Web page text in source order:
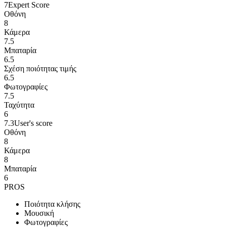
7Expert Score
Οθόνη
8
Κάμερα
7.5
Μπαταρία
6.5
Σχέση ποιότητας τιμής
6.5
Φωτογραφίες
7.5
Ταχύτητα
6
7.3User's score
Οθόνη
8
Κάμερα
8
Μπαταρία
6
PROS
Ποιότητα κλήσης
Μουσική
Φωτογραφίες